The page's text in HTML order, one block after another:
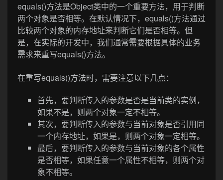
equals()方法是Object类中的一个重要方法，用于判断
两个对象是否相等。在默认情况下，equals()方法通过
比较两个对象的内存地址来判断它们是否相等。但
是，在实际的开发中，我们通常需要根据具体的业务
需求来重写equals()方法。
在重写equals()方法时，需要注意以下几点：
首先，要判断传入的参数是否是当前类的实例，
如果不是，则两个对象一定不相等。
其次，要判断传入的参数与当前对象是否引用同
一个内存地址，如果是，则两个对象一定相等。
最后，要判断传入的参数与当前对象的各个属性
是否相等，如果任意一个属性不相等，则两个对
象不相等。